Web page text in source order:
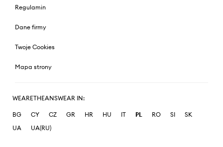
Regulamin
Dane firmy
Twoje Cookies
Mapa strony
WEARETHEANSWEAR IN:
BG CY CZ GR HR HU IT PL RO SI
SK
UA
UA(RU)